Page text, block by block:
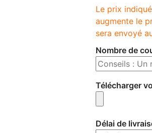
Le prix
augmente le
sera envoyé
Nombre de
Télécharger
Délai de